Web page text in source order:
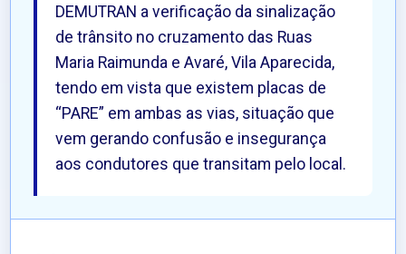
DEMUTRAN a verificação da sinalização
de trânsito no cruzamento das Ruas
Maria Raimunda e Avaré, Vila Aparecida,
tendo em vista que existem placas de
“PARE” em ambas as vias, situação que
vem gerando confusão e insegurança
aos condutores que transitam pelo local.